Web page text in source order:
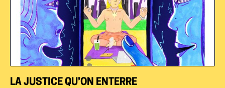
LA JUSTICE QU’ON ENTERRE